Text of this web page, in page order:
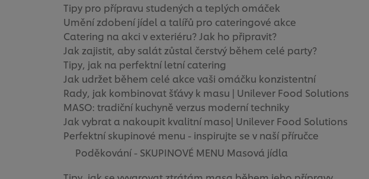
Tipy pro přípravu studených a teplých omáček
Umění zdobení jídel a talířů pro cateringové akce
Catering na akci v exteriéru? Jak ho připravit?
Jak zajistit, aby salát zůstal čerstvý během celé party?
Tipy, jak na perfektní letní catering
Jak udržet během celé akce vaši omáčku konzistentní
Rady, jak kombinovat šťávy k masu | Unilever Food Solutions
MASO: tradiční kuchyně verzus moderní techniky
Jak vybrat a nakoupit kvalitní maso| Unilever Food Solutions
Perfektní skupinové menu - inspirujte se v naší příručce
Poděkování - SKUPINOVÉ MENU Masová jídla